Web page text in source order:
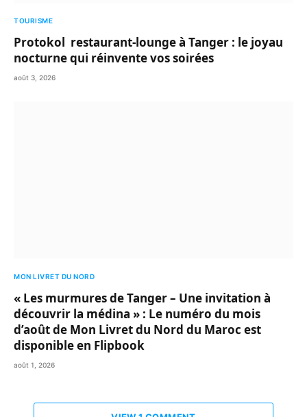
TOURISME
Protokol restaurant-lounge à Tanger : le joyau
nocturne qui réinvente vos soirées
août 3, 2026
MON LIVRET DU NORD
« Les murmures de Tanger – Une invitation à
découvrir la médina » : Le numéro du mois
d’août de Mon Livret du Nord du Maroc est
disponible en Flipbook
août 1, 2026